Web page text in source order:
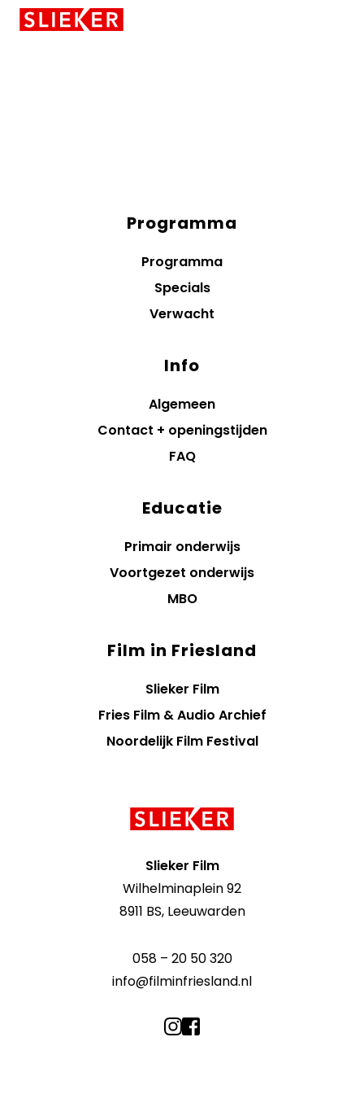
Skiplinks
Programma
Programma
Specials
Verwacht
Info
Algemeen
Contact + openingstijden
FAQ
Educatie
Primair onderwijs
Voortgezet onderwijs
MBO
Film in Friesland
Slieker Film
Fries Film & Audio Archief
Noordelijk Film Festival
Slieker Film
Wilhelminaplein 92
8911 BS, Leeuwarden
058 – 20 50 320
info@filminfriesland.nl